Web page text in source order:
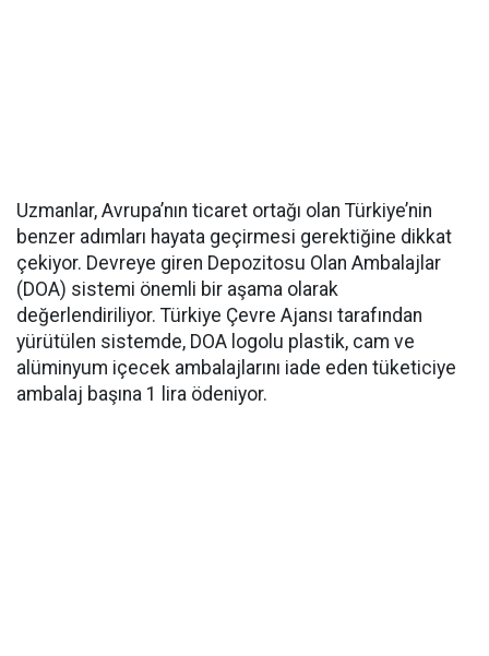
Uzmanlar, Avrupa’nın ticaret ortağı olan Türkiye’nin
benzer adımları hayata geçirmesi gerektiğine dikkat
çekiyor. Devreye giren Depozitosu Olan Ambalajlar
(DOA) sistemi önemli bir aşama olarak
değerlendiriliyor. Türkiye Çevre Ajansı tarafından
yürütülen sistemde, DOA logolu plastik, cam ve
alüminyum içecek ambalajlarını iade eden tüketiciye
ambalaj başına 1 lira ödeniyor.